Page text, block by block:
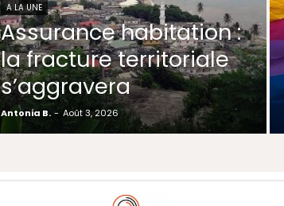
A LA UNE
Assurance habitation :
la fracture territoriale
s’aggravera
Antonia B. - Août 3, 2026